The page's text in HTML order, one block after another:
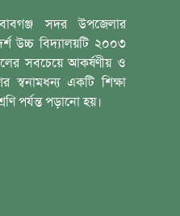
সদর উপজেলার
‎উচ্চ বিদ্যালয়টি ২০০৩
সবচেয়ে আকর্ষণীয় ও
স্বনামধন্য একটি শিক্ষা
পর্যন্ত পড়ানো হয়।